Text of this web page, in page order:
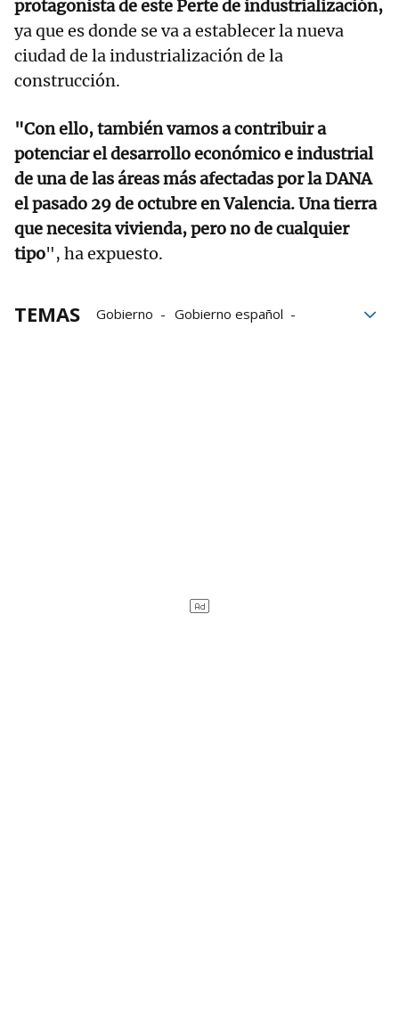
protagonista de este Perte de industrialización,
ya que es donde se va a establecer la nueva
ciudad de la industrialización de la
construcción.
"Con ello, también vamos a contribuir a
potenciar el desarrollo económico e industrial
de una de las áreas más afectadas por la DANA
el pasado 29 de octubre en Valencia. Una tierra
que necesita vivienda, pero no de cualquier
tipo", ha expuesto.
TEMAS Gobierno
Gobierno español